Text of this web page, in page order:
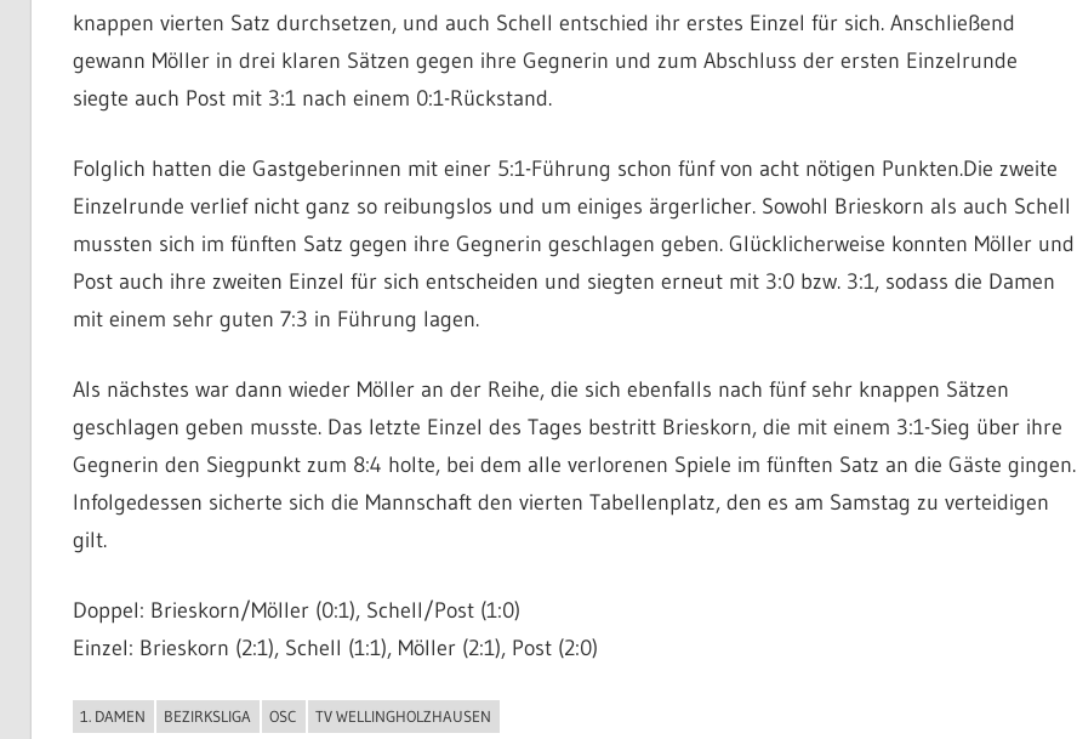
knappen vierten Satz durchsetzen, und auch Schell entschied ihr erstes Einzel für sich. Anschließend
gewann Möller in drei klaren Sätzen gegen ihre Gegnerin und zum Abschluss der ersten Einzelrunde
siegte auch Post mit 3:1 nach einem 0:1-Rückstand.
Folglich hatten die Gastgeberinnen mit einer 5:1-Führung schon fünf von acht nötigen Punkten.Die zweite
Einzelrunde verlief nicht ganz so reibungslos und um einiges ärgerlicher. Sowohl Brieskorn als auch Schell
mussten sich im fünften Satz gegen ihre Gegnerin geschlagen geben. Glücklicherweise konnten Möller und
Post auch ihre zweiten Einzel für sich entscheiden und siegten erneut mit 3:0 bzw. 3:1, sodass die Damen
mit einem sehr guten 7:3 in Führung lagen.
Als nächstes war dann wieder Möller an der Reihe, die sich ebenfalls nach fünf sehr knappen Sätzen
geschlagen geben musste. Das letzte Einzel des Tages bestritt Brieskorn, die mit einem 3:1-Sieg über ihre
Gegnerin den Siegpunkt zum 8:4 holte, bei dem alle verlorenen Spiele im fünften Satz an die Gäste gingen.
Infolgedessen sicherte sich die Mannschaft den vierten Tabellenplatz, den es am Samstag zu verteidigen
gilt.
Doppel: Brieskorn/Möller (0:1), Schell/Post (1:0)
Einzel: Brieskorn (2:1), Schell (1:1), Möller (2:1), Post (2:0)
ALLGEMEIN
1. DAMEN BEZIRKSLIGA OSC TV WELLINGHOLZHAUSEN